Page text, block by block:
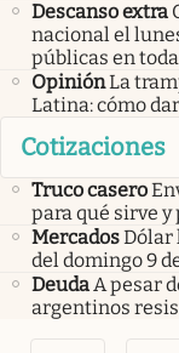
Descanso extra
nacional el
públicas en
OpiniónLa
Latina: cómo
Cotizaciones
Truco casero
para qué sirve
MercadosDólar
del domingo 9
Deuda A pesar
argentinos